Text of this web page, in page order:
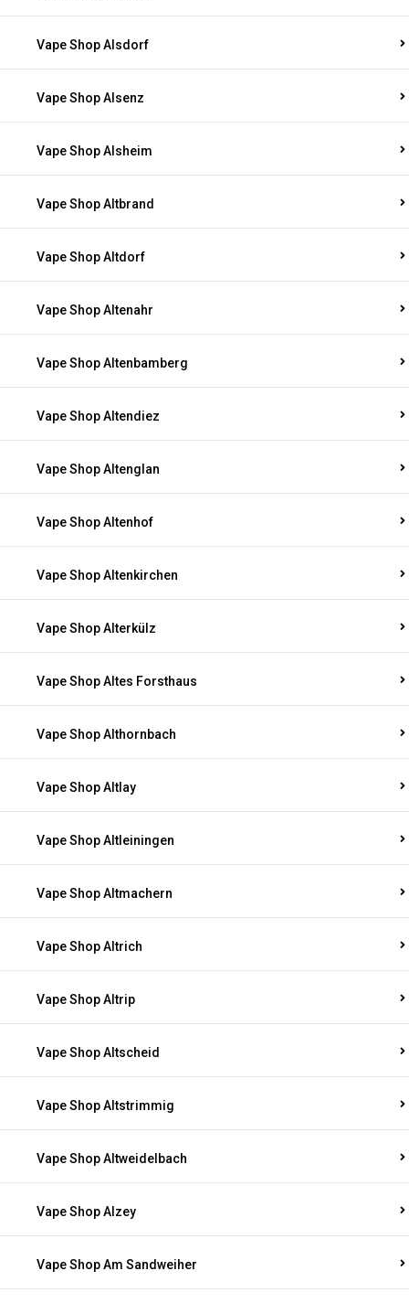
Vape Shop Alsdorf
Vape Shop Alsenz
Vape Shop Alsheim
Vape Shop Altbrand
Vape Shop Altdorf
Vape Shop Altenahr
Vape Shop Altenbamberg
Vape Shop Altendiez
Vape Shop Altenglan
Vape Shop Altenhof
Vape Shop Altenkirchen
Vape Shop Alterkülz
Vape Shop Altes Forsthaus
Vape Shop Althornbach
Vape Shop Altlay
Vape Shop Altleiningen
Vape Shop Altmachern
Vape Shop Altrich
Vape Shop Altrip
Vape Shop Altscheid
Vape Shop Altstrimmig
Vape Shop Altweidelbach
Vape Shop Alzey
Vape Shop Am Sandweiher